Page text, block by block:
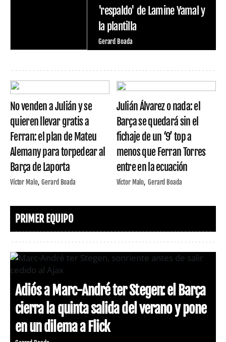
'respaldo' de Lamine Yamal y
la plantilla
Gerard Boada
No venden a Julián y se
quieren llevar gratis a
Ferran: el plan de Mateu
Alemany para torpedear al
Barça de Laporta
Víctor Malo Gerard Boada
Julián Álvarez o nada: el
Barça se quedará sin el
fichaje de un ‘9’ top a
menos que Ferran Torres
entre en la ecuación
Víctor Malo Gerard Boada
PRIMER EQUIPO
Adiós a Marc-André ter Stegen: el Barça
cierra la quinta salida del verano y pone
en un dilema a Flick